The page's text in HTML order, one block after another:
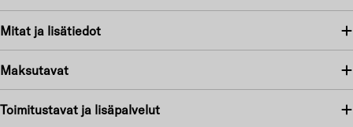
Mitat ja lisätiedot
Maksutavat
Toimitustavat ja lisäpalvelut